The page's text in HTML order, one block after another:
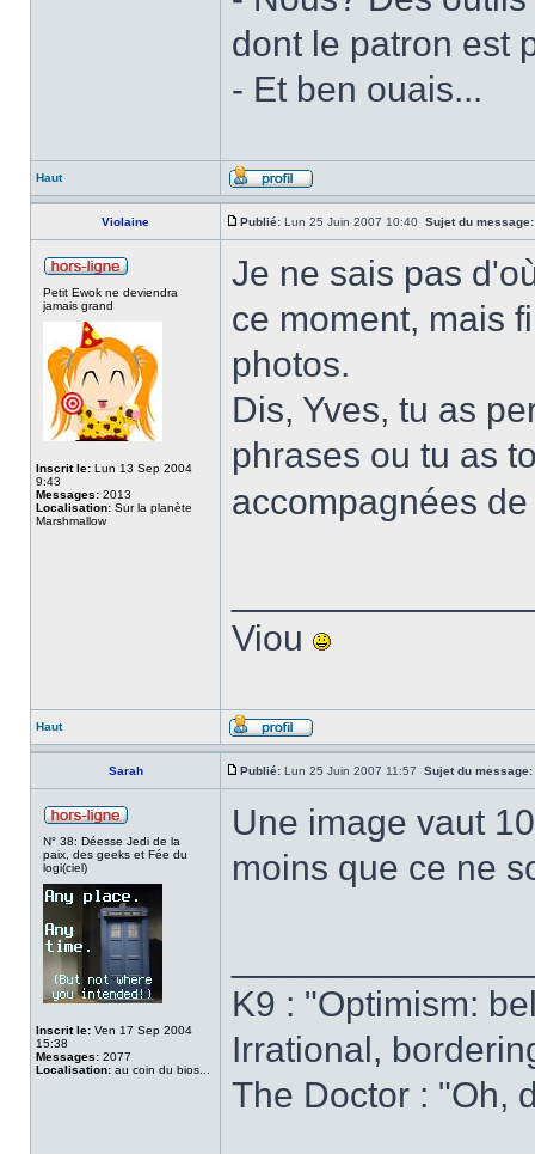
dont le patron est
- Et ben ouais...
Haut
Violaine Publié: Lun 25 Juin 2007 10:40 Sujet du message:
Petit Ewok ne deviendra
jamais grand
Inscrit le: Lun 13 Sep 2004
9:43
Messages: 2013
Localisation: Sur la planète
Marshmallow
Je ne sais pas
ce moment, mais
photos.
Dis, Yves, tu as
phrases ou tu as
accompagnées
Viou
Haut
Sarah Publié: Lun 25 Juin 2007 11:57 Sujet du message:
N° 38: Déesse Jedi de la
paix, des geeks et Fée du
logi(ciel)
Inscrit le: Ven 17 Sep 2004
15:38
Messages: 2077
Localisation: au coin du bios...
Une image vaut
moins que ce ne
K9 : "Optimism:
Irrational,
The Doctor : "Oh,